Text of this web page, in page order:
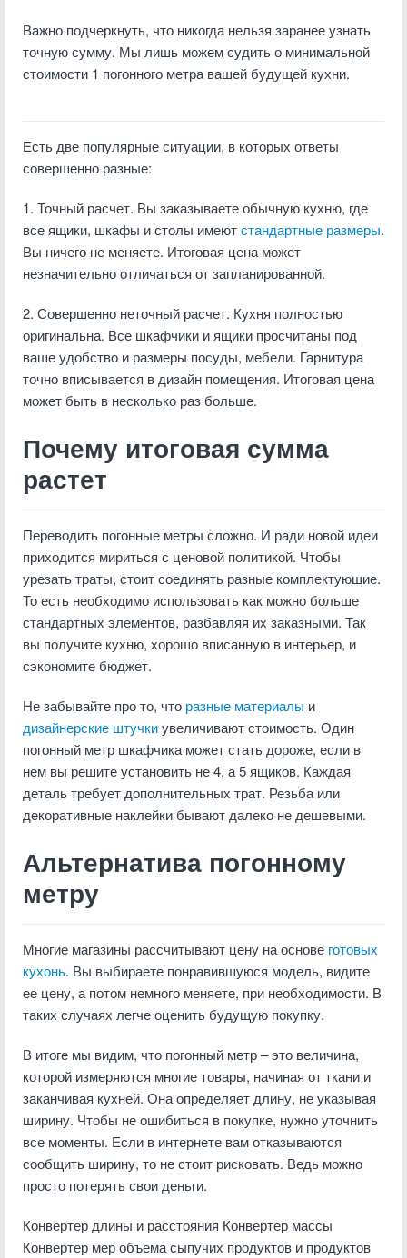
Важно подчеркнуть, что никогда нельзя заранее узнать
точную сумму. Мы лишь можем судить о минимальной
стоимости 1 погонного метра вашей будущей кухни.
Есть две популярные ситуации, в которых ответы
совершенно разные:
1. Точный расчет. Вы заказываете обычную кухню, где
все ящики, шкафы и столы имеютстандартные размеры.
Вы ничего не меняете. Итоговая цена может
незначительно отличаться от запланированной.
2. Совершенно неточный расчет. Кухня полностью
оригинальна. Все шкафчики и ящики просчитаны под
ваше удобство и размеры посуды, мебели. Гарнитура
точно вписывается в дизайн помещения. Итоговая цена
может быть в несколько раз больше.
Почему итоговая сумма
растет
Переводить погонные метры сложно. И ради новой идеи
приходится мириться с ценовой политикой. Чтобы
урезать траты, стоит соединять разные комплектующие.
То есть необходимо использовать как можно больше
стандартных элементов, разбавляя их заказными. Так
вы получите кухню, хорошо вписанную в интерьер, и
сэкономите бюджет.
Не забывайте про то, что разные материалы и
дизайнерские штучкиувеличивают стоимость. Один
погонный метр шкафчика может стать дороже, если в
нем вы решите установить не 4, а 5 ящиков. Каждая
деталь требует дополнительных трат. Резьба или
декоративные наклейки бывают далеко не дешевыми.
Альтернатива погонному
метру
Многие магазины рассчитывают цену на основе готовых
кухонь. Вы выбираете понравившуюся модель, видите
ее цену, а потом немного меняете, при необходимости. В
таких случаях легче оценить будущую покупку.
В итоге мы видим, что погонный метр – это величина,
которой измеряются многие товары, начиная от ткани и
заканчивая кухней. Она определяет длину, не указывая
ширину. Чтобы не ошибиться в покупке, нужно уточнить
все моменты. Если в интернете вам отказываются
сообщить ширину, то не стоит рисковать. Ведь можно
просто потерять свои деньги.
Конвертер длины и расстояния Конвертер массы
Конвертер мер объема сыпучих продуктов и продуктов